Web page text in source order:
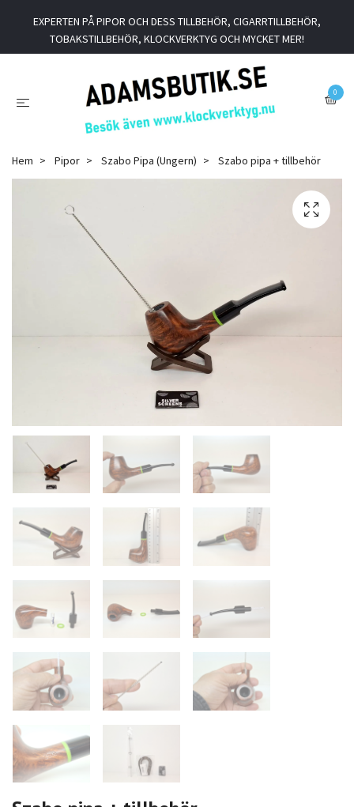
EXPERTEN PÅ PIPOR OCH DESS TILLBEHÖR, CIGARRTILLBEHÖR,
TOBAKSTILLBEHÖR, KLOCKVERKTYG OCH MYCKET MER!
0
Hem Pipor Szabo Pipa (Ungern) Szabo pipa + tillbehör